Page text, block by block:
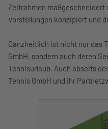
Zeitrahmen maßgeschneidert
Vorstellungen konzipiert und
Ganzheitlich ist nicht nur das
GmbH, sondern auch deren
Tennisurlaub. Auch abseits
Tennis GmbH und ihr